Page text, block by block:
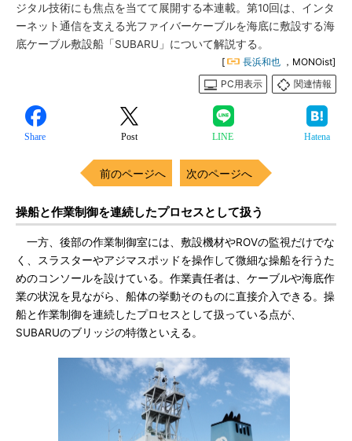
ジタル技術にも焦点を当てて展開する本連載。第10回は、インタ
ーネット通信を支える光ファイバーケーブルを海底に敷設する海
底ケーブル敷設船「SUBARU」について解説する。
[ 長浜和也 ，MONOist]
PC用表示
関連情報
Share Post LINE Hatena
前のページへ 次のページへ
操船と作業制御を連続したプロセスとして扱う
一方、後部の作業制御室には、敷設機材やROVの監視だけでな
く、スラスターやアジマスポッドを操作して微細な操船を行うた
めのコンソールを設けている。作業責任者は、ケーブルや海底作
業の状況を見ながら、船体の挙動そのものに直接介入できる。操
船と作業制御を連続したプロセスとして扱っている点が、
SUBARUのブリッジの特徴といえる。